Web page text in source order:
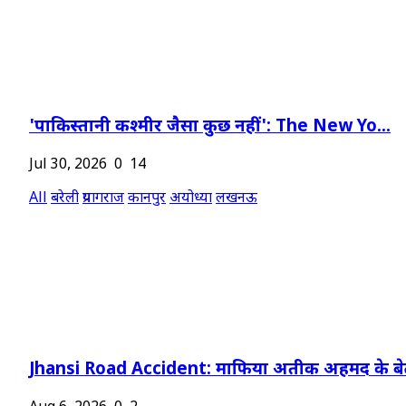
'पाकिस्तानी कश्मीर जैसा कुछ नहीं': The New Yo...
Jul 30, 2026 0 14
Allबरेलीप्रयागराजकानपुरअयोध्यालखनऊ
Jhansi Road Accident: माफिया अतीक अहमद के